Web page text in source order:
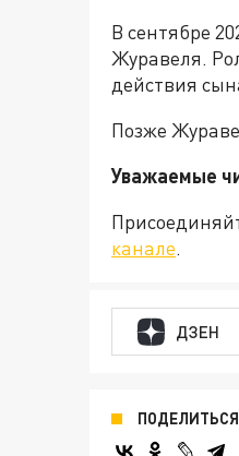
В сентябре
Журавеля.
действия
Позже
Уважаемые
канале.
ДЗЕН